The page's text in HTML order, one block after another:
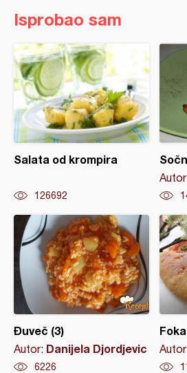
Isprobao sam
Salata od krompira
126692
Đuveč (3)
Autor: Danijela Djordjevic
6226